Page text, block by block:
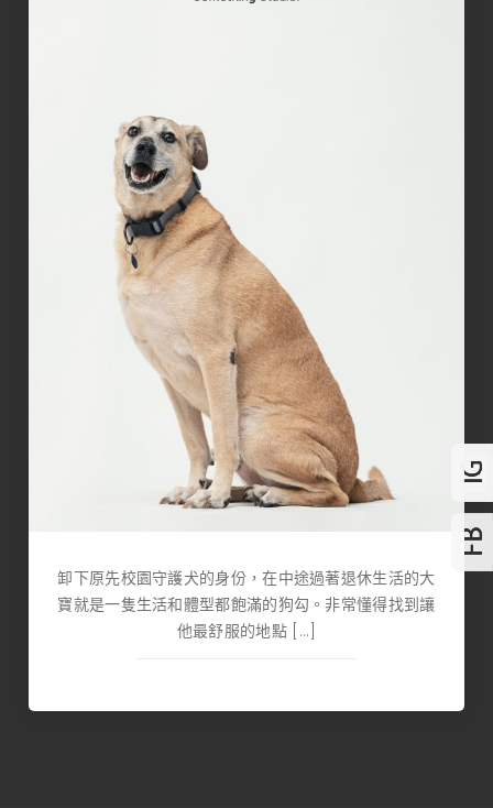
卸下原先校園守護犬的身份，在中途過著退休生活的大
寶就是一隻生活和體型都飽滿的狗勾。非常懂得找到讓
他最舒服的地點 […]